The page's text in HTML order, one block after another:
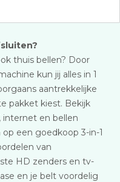
thuis bellen? Door
kun jij alles in 1
aantrekkelijke
pakket kiest. Bekijk
internet en bellen
een goedkoop 3-in-1
van
HD zenders en tv-
en je belt voordelig